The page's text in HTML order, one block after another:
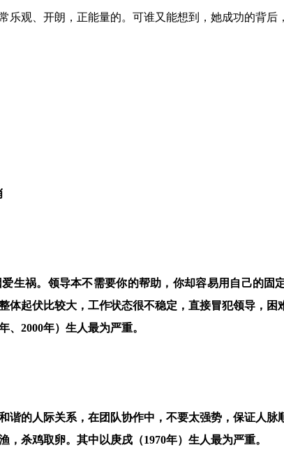
观、开朗，正能量的。可谁又能想到，她成功的背后
生祸。领导本不需要你的帮助，你却容易用自己的固
起伏比较大，工作状态很不稳定，直接冒犯领导，困
2000年）生人最为严重。
的人际关系，在团队协作中，不要太强势，保证人脉
杀鸡取卵。其中以庚戌（1970年）生人最为严重。